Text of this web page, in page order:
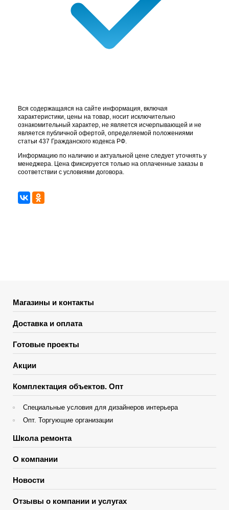
Вся содержащаяся на сайте информация, включая
характеристики, цены на товар, носит исключительно
ознакомительный характер, не является исчерпывающей и не
является публичной офертой, определяемой положениями
статьи 437 Гражданского кодекса РФ.
Информацию по наличию и актуальной цене следует уточнять у
менеджера. Цена фиксируется только на оплаченные заказы в
соответствии с условиями договора.
Магазины и контакты
Доставка и оплата
Готовые проекты
Акции
Комплектация объектов. Опт
Специальные условия для дизайнеров интерьера
Опт. Торгующие организации
Школа ремонта
О компании
Новости
Отзывы о компании и услугах